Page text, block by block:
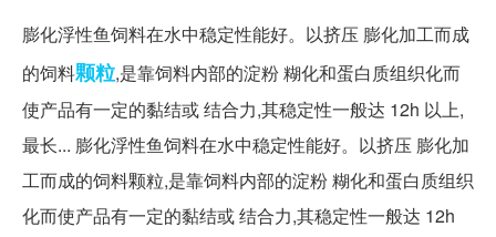
膨化浮性鱼饲料在水中稳定性能好。以挤压 膨化加工而成
的饲料颗粒,是靠饲料内部的淀粉 糊化和蛋白质组织化而
使产品有一定的黏结或 结合力,其稳定性一般达 12h 以上,
最长... 膨化浮性鱼饲料在水中稳定性能好。以挤压 膨化加
工而成的饲料颗粒,是靠饲料内部的淀粉 糊化和蛋白质组织
化而使产品有一定的黏结或 结合力,其稳定性一般达 12h